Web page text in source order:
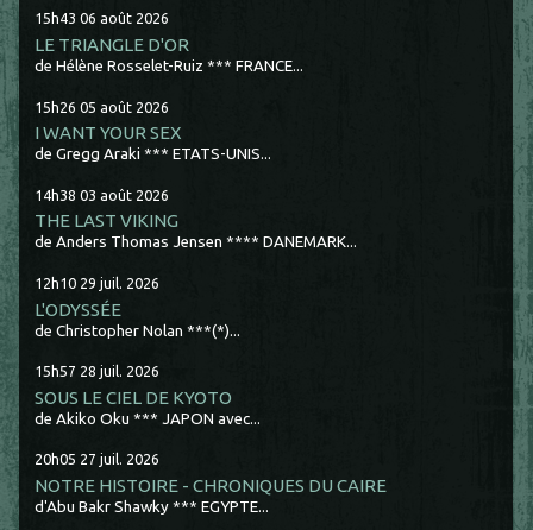
15h43 06 août 2026
LE TRIANGLE D'OR
de Hélène Rosselet-Ruiz *** FRANCE...
15h26 05 août 2026
I WANT YOUR SEX
de Gregg Araki *** ETATS-UNIS...
14h38 03 août 2026
THE LAST VIKING
de Anders Thomas Jensen **** DANEMARK...
12h10 29 juil. 2026
L'ODYSSÉE
de Christopher Nolan ***(*)...
15h57 28 juil. 2026
SOUS LE CIEL DE KYOTO
de Akiko Oku *** JAPON avec...
20h05 27 juil. 2026
NOTRE HISTOIRE - CHRONIQUES DU CAIRE
d'Abu Bakr Shawky *** EGYPTE...